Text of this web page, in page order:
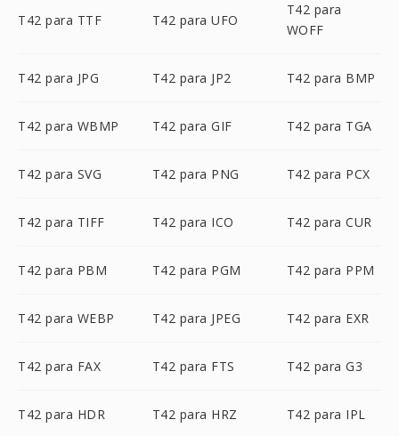
T42 para TTF T42 para UFO
T42 para
WOFF
T42 para JPG T42 para JP2 T42 para BMP
T42 para WBMP T42 para GIF T42 para TGA
T42 para SVG T42 para PNG T42 para PCX
T42 para TIFF T42 para ICO T42 para CUR
T42 para PBM T42 para PGM T42 para PPM
T42 para WEBP T42 para JPEG T42 para EXR
T42 para FAX T42 para FTS T42 para G3
T42 para HDR T42 para HRZ T42 para IPL